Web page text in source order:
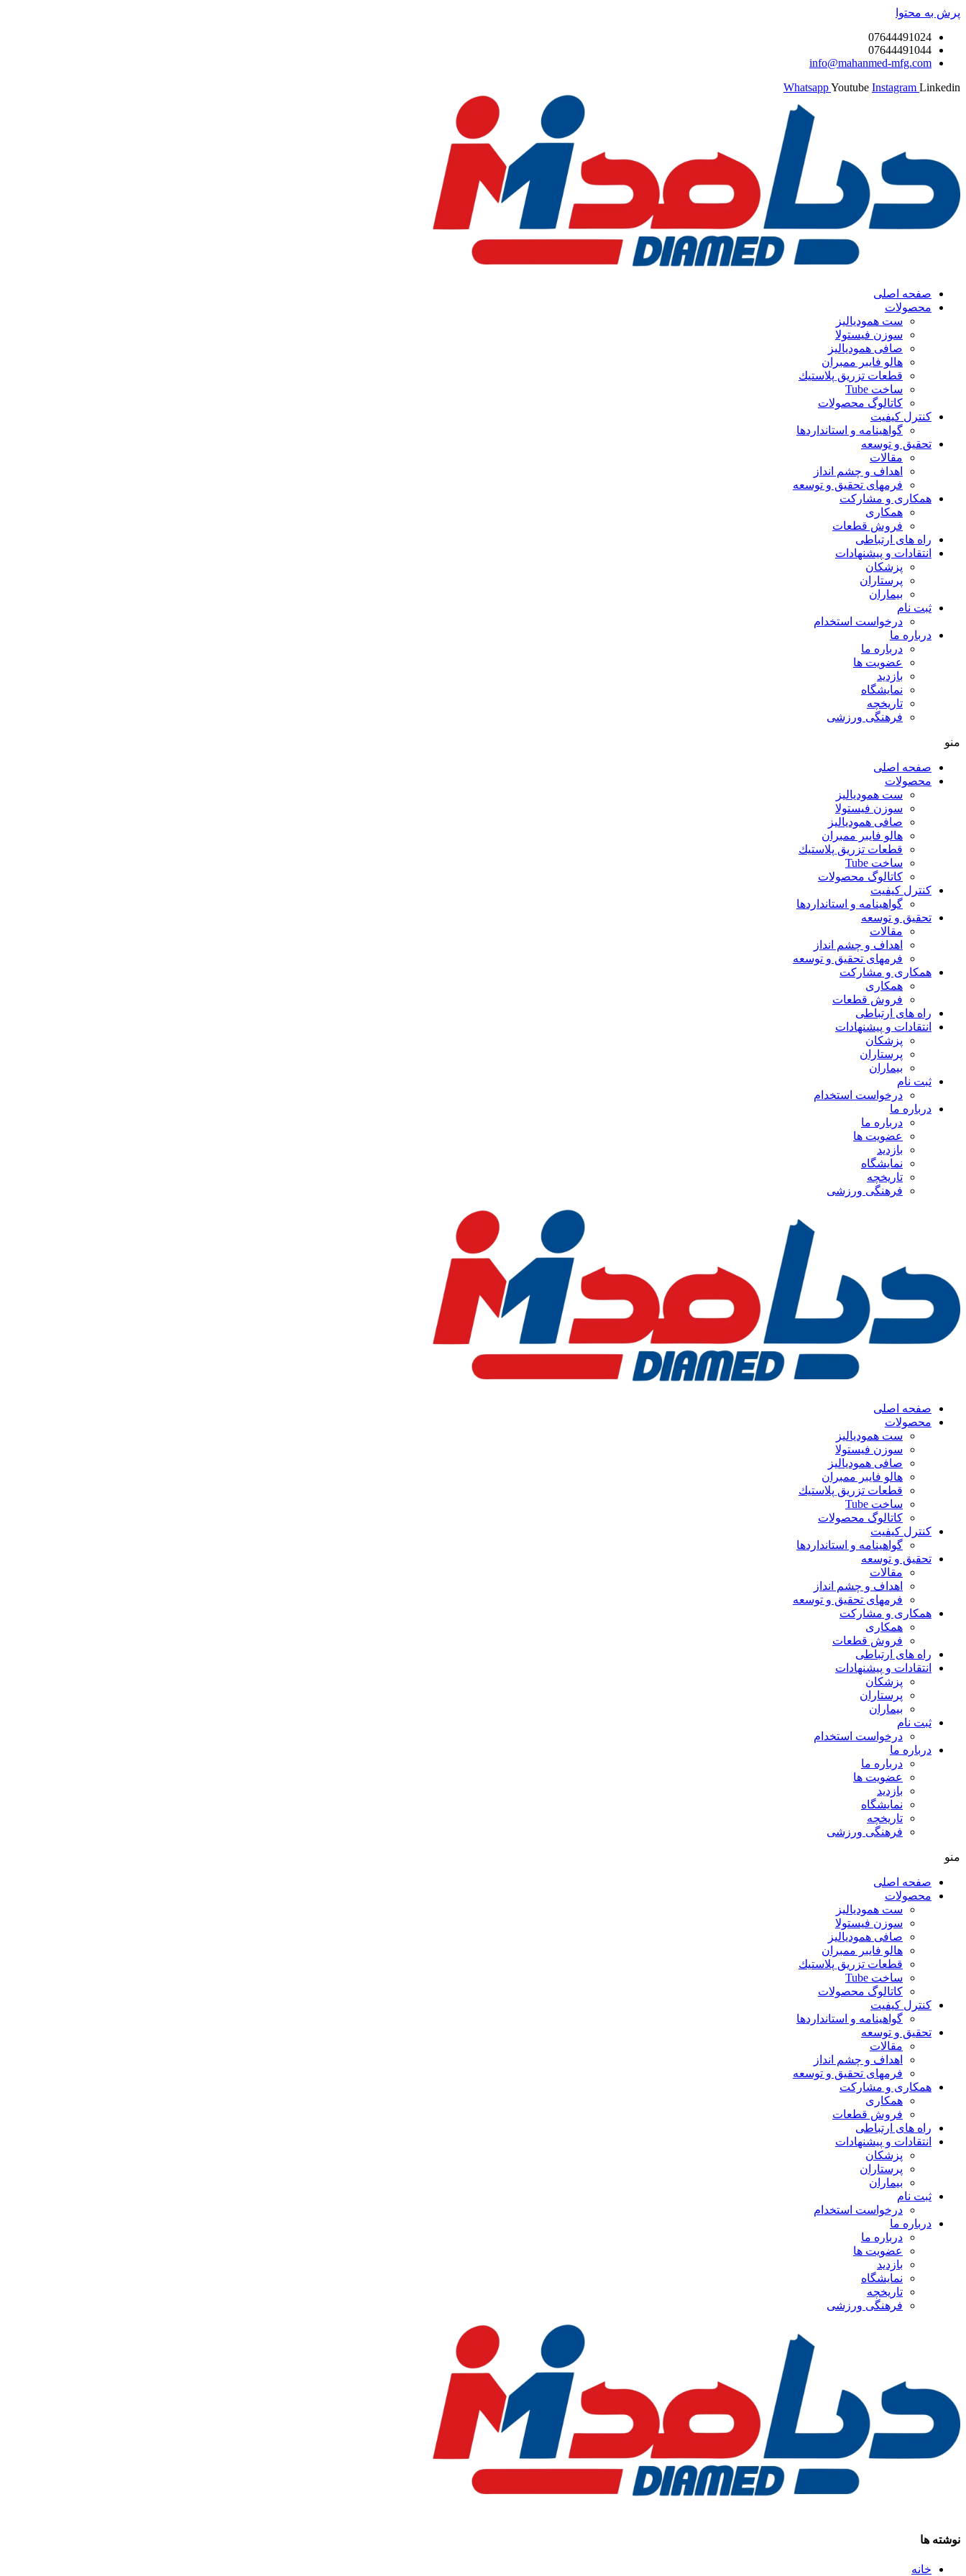
پرش به محتوا
07644491024
07644491044
info@mahanmed-mfg.com
WhatsappYoutube Instagram Linkedin
صفحه اصلی
محصولات
ست همودیالیز
سوزن فیستولا
صافی همودیالیز
هالو فایبر ممبران
قطعات تزريق پلاستيك
ساخت Tube
کاتالوگ محصولات
کنترل کیفیت
گواهينامه و استانداردها
تحقيق و توسعه
مقالات
اهداف و چشم انداز
فرمهای تحقیق و توسعه
همکاری و مشارکت
همکاری
فروش قطعات
راه های ارتباطی
انتقادات و پيشنهادات
پزشكان
پرستاران
بيماران
ثبت نام
درخواست استخدام
درباره ما
درباره ما
عضویت ها
بازدید
نمایشگاه
تاريخچه
فرهنگی ورزشی
منو
صفحه اصلی
محصولات
ست همودیالیز
سوزن فیستولا
صافی همودیالیز
هالو فایبر ممبران
قطعات تزريق پلاستيك
ساخت Tube
کاتالوگ محصولات
کنترل کیفیت
گواهينامه و استانداردها
تحقيق و توسعه
مقالات
اهداف و چشم انداز
فرمهای تحقیق و توسعه
همکاری و مشارکت
همکاری
فروش قطعات
راه های ارتباطی
انتقادات و پيشنهادات
پزشكان
پرستاران
بيماران
ثبت نام
درخواست استخدام
درباره ما
درباره ما
عضویت ها
بازدید
نمایشگاه
تاريخچه
فرهنگی ورزشی
صفحه اصلی
محصولات
ست همودیالیز
سوزن فیستولا
صافی همودیالیز
هالو فایبر ممبران
قطعات تزريق پلاستيك
ساخت Tube
کاتالوگ محصولات
کنترل کیفیت
گواهينامه و استانداردها
تحقيق و توسعه
مقالات
اهداف و چشم انداز
فرمهای تحقیق و توسعه
همکاری و مشارکت
همکاری
فروش قطعات
راه های ارتباطی
انتقادات و پيشنهادات
پزشكان
پرستاران
بيماران
ثبت نام
درخواست استخدام
درباره ما
درباره ما
عضویت ها
بازدید
نمایشگاه
تاريخچه
فرهنگی ورزشی
منو
صفحه اصلی
محصولات
ست همودیالیز
سوزن فیستولا
صافی همودیالیز
هالو فایبر ممبران
قطعات تزريق پلاستيك
ساخت Tube
کاتالوگ محصولات
کنترل کیفیت
گواهينامه و استانداردها
تحقيق و توسعه
مقالات
اهداف و چشم انداز
فرمهای تحقیق و توسعه
همکاری و مشارکت
همکاری
فروش قطعات
راه های ارتباطی
انتقادات و پيشنهادات
پزشكان
پرستاران
بيماران
ثبت نام
درخواست استخدام
درباره ما
درباره ما
عضویت ها
بازدید
نمایشگاه
تاريخچه
فرهنگی ورزشی
نوشته ها
خانه